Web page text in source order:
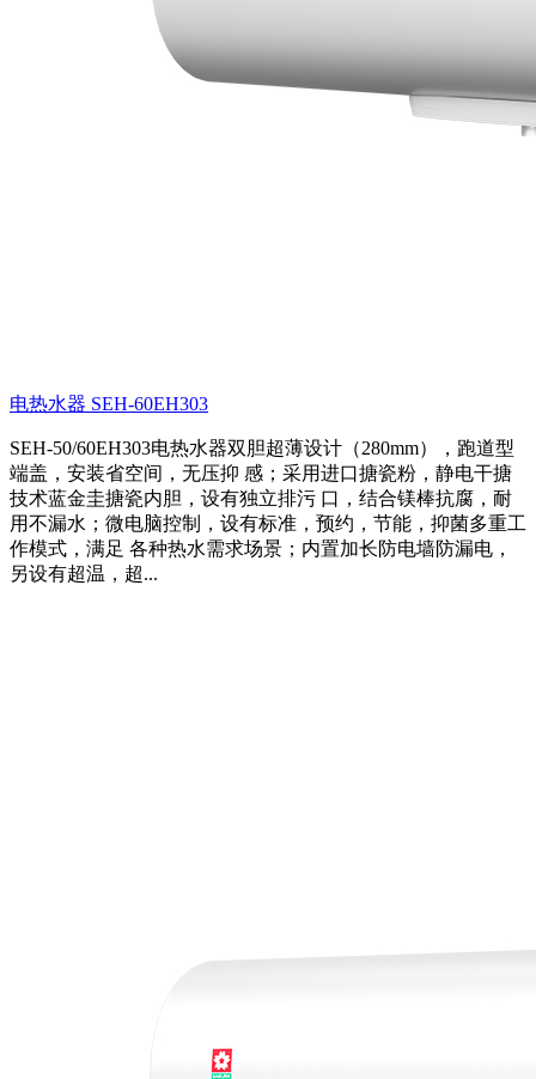
电热水器 SEH-60EH303
SEH-50/60EH303电热水器双胆超薄设计（280mm），跑道型
端盖，安装省空间，无压抑 感；采用进口搪瓷粉，静电干搪
技术蓝金圭搪瓷内胆，设有独立排污 口，结合镁棒抗腐，耐
用不漏水；微电脑控制，设有标准，预约，节能，抑菌多重工
作模式，满足 各种热水需求场景；内置加长防电墙防漏电，
另设有超温，超...